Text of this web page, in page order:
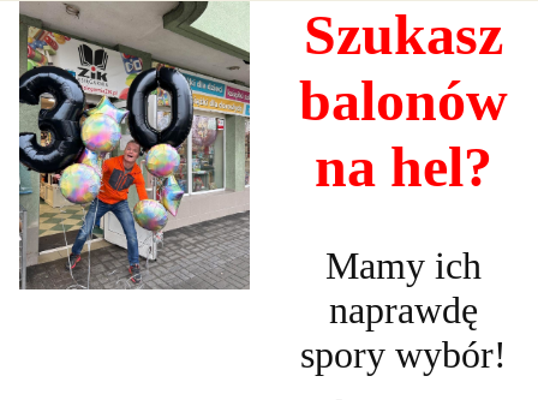
Szukasz
balonów
na hel?
Mamy ich
naprawdę
spory wybór!